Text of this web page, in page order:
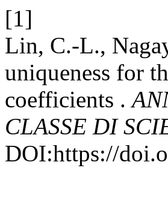
[1]
Lin, C.-L.,
uniqueness for
coefficients .
CLASSE DI
DOI:https://